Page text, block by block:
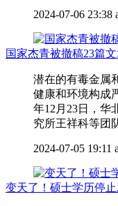
2024-07-06 23:38
国家杰青被撤稿23篇
潜在的有毒金属
健康和环境构成
年12月23日，华
究所王祥科等团
2024-07-05 19:11
变天了！硕士学历停